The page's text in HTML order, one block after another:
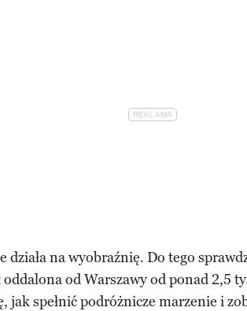
działa na wyobraźnię. Do tego
od Warszawy od ponad 2,5
jak spełnić podróżnicze marzenie i